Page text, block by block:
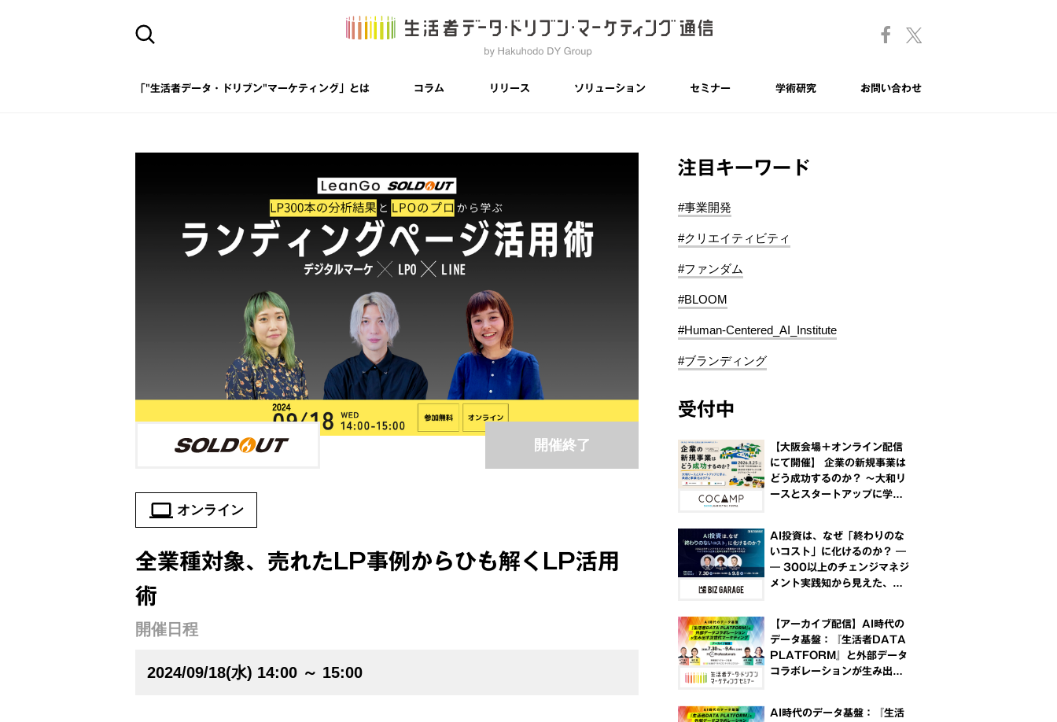
「"生活者データ・ドリブン"マーケティング」とは コラム リリース ソリューション セミナー 学術研究 お問い合わせ
開催終了
オンライン
全業種対象、売れたLP事例からひも解くLP活用
術
開催日程
2024/09/18(水) 14:00 ～ 15:00
注目キーワード
#事業開発
#クリエイティビティ
#ファンダム
#BLOOM
#Human-Centered_AI_Institute
#ブランディング
受付中
【大阪会場＋オンライン配信
にて開催】 企業の新規事業は
どう成功するのか？ ～大和リ
ースとスタートアップに学
AI投資は、なぜ「終わりのな
いコスト」に化けるのか？ ―
― 300以上のチェンジマネジ
メント実践知から見えた、Po
【アーカイブ配信】AI時代の
データ基盤：『生活者DATA
PLATFORM』と外部データ
コラボレーションが生み出す
AI時代のデータ基盤：『生活